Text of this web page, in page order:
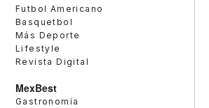
Futbol Americano
Basquetbol
Más Deporte
Lifestyle
Revista Digital
MexBest
Gastronomía